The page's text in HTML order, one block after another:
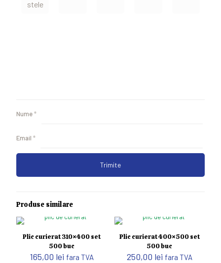
stele
Nume*
Email *
Produse similare
Plic curierat 310×400 set
500 buc
165,00 lei fara TVA
Plic curierat 400×500 set
500 buc
250,00 lei fara TVA